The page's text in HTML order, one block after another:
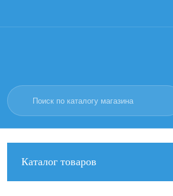
Каталог товаров